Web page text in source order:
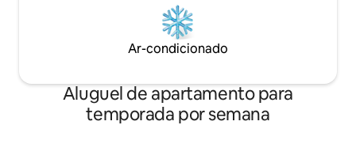
Ar-condicionado
Aluguel de apartamento para
temporada por semana